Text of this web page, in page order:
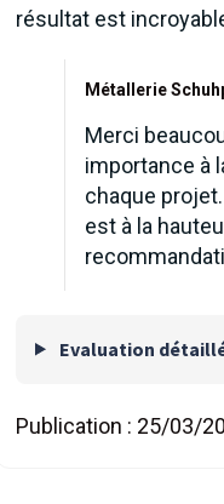
résultat est
Métallerie
Merci
importance à
chaque
est à la
Evaluation
Publication : 25/03/